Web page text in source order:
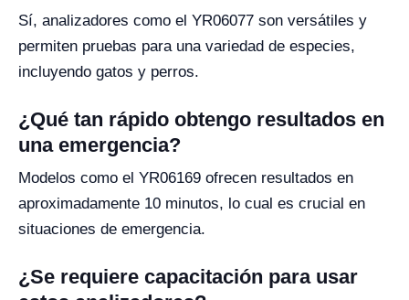
Sí, analizadores como el YR06077 son versátiles y
permiten pruebas para una variedad de especies,
incluyendo gatos y perros.
¿Qué tan rápido obtengo resultados en
una emergencia?
Modelos como el YR06169 ofrecen resultados en
aproximadamente 10 minutos, lo cual es crucial en
situaciones de emergencia.
¿Se requiere capacitación para usar